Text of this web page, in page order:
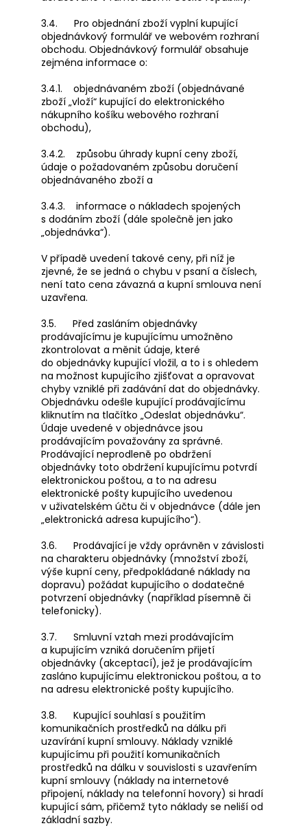
3.4. Pro objednání zboží vyplní kupující
objednávkový formulář ve webovém rozhraní
obchodu. Objednávkový formulář obsahuje
zejména informace o:
3.4.1. objednávaném zboží (objednávané
zboží „vloží“ kupující do elektronického
nákupního košíku webového rozhraní
obchodu),
3.4.2. způsobu úhrady kupní ceny zboží,
údaje o požadovaném způsobu doručení
objednávaného zboží a
3.4.3. informace o nákladech spojených
s dodáním zboží (dále společně jen jako
„objednávka“).
V případě uvedení takové ceny, při níž je
zjevné, že se jedná o chybu v psaní a číslech,
není tato cena závazná a kupní smlouva není
uzavřena.
3.5. Před zasláním objednávky
prodávajícímu je kupujícímu umožněno
zkontrolovat a měnit údaje, které
do objednávky kupující vložil, a to i s ohledem
na možnost kupujícího zjišťovat a opravovat
chyby vzniklé při zadávání dat do objednávky.
Objednávku odešle kupující prodávajícímu
kliknutím na tlačítko „Odeslat objednávku“.
Údaje uvedené v objednávce jsou
prodávajícím považovány za správné.
Prodávající neprodleně po obdržení
objednávky toto obdržení kupujícímu potvrdí
elektronickou poštou, a to na adresu
elektronické pošty kupujícího uvedenou
v uživatelském účtu či v objednávce (dále jen
„elektronická adresa kupujícího“).
3.6. Prodávající je vždy oprávněn v závislosti
na charakteru objednávky (množství zboží,
výše kupní ceny, předpokládané náklady na
dopravu) požádat kupujícího o dodatečné
potvrzení objednávky (například písemně či
telefonicky).
3.7. Smluvní vztah mezi prodávajícím
a kupujícím vzniká doručením přijetí
objednávky (akceptací), jež je prodávajícím
zasláno kupujícímu elektronickou poštou, a to
na adresu elektronické pošty kupujícího.
3.8. Kupující souhlasí s použitím
komunikačních prostředků na dálku při
uzavírání kupní smlouvy. Náklady vzniklé
kupujícímu při použití komunikačních
prostředků na dálku v souvislosti s uzavřením
kupní smlouvy (náklady na internetové
připojení, náklady na telefonní hovory) si hradí
kupující sám, přičemž tyto náklady se neliší od
základní sazby.